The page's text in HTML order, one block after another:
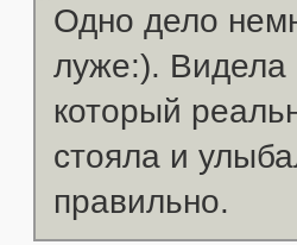
Одно дело
луже:). Видела
который
стояла и
правильно.